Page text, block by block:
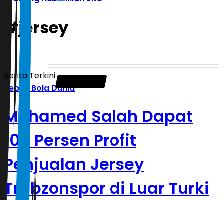
#jersey
Berita Terkini
Sepak Bola Dunia
Mohamed Salah Dapat
100 Persen Profit
Penjualan Jersey
Trabzonspor di Luar Turki